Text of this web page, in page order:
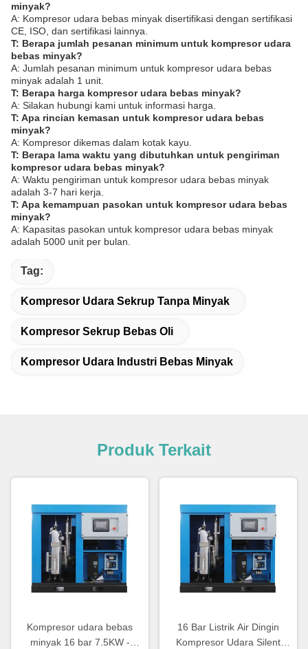
minyak?
A: Kompresor udara bebas minyak disertifikasi dengan sertifikasi
CE, ISO, dan sertifikasi lainnya.
T: Berapa jumlah pesanan minimum untuk kompresor udara
bebas minyak?
A: Jumlah pesanan minimum untuk kompresor udara bebas
minyak adalah 1 unit.
T: Berapa harga kompresor udara bebas minyak?
A: Silakan hubungi kami untuk informasi harga.
T: Apa rincian kemasan untuk kompresor udara bebas
minyak?
A: Kompresor dikemas dalam kotak kayu.
T: Berapa lama waktu yang dibutuhkan untuk pengiriman
kompresor udara bebas minyak?
A: Waktu pengiriman untuk kompresor udara bebas minyak
adalah 3-7 hari kerja.
T: Apa kemampuan pasokan untuk kompresor udara bebas
minyak?
A: Kapasitas pasokan untuk kompresor udara bebas minyak
adalah 5000 unit per bulan.
Tag:
Kompresor Udara Sekrup Tanpa Minyak
Kompresor Sekrup Bebas Oli
Kompresor Udara Industri Bebas Minyak
Produk Terkait
Kompresor udara bebas
minyak 16 bar 7.5KW -
16 Bar Listrik Air Dingin
Kompresor Udara Silent